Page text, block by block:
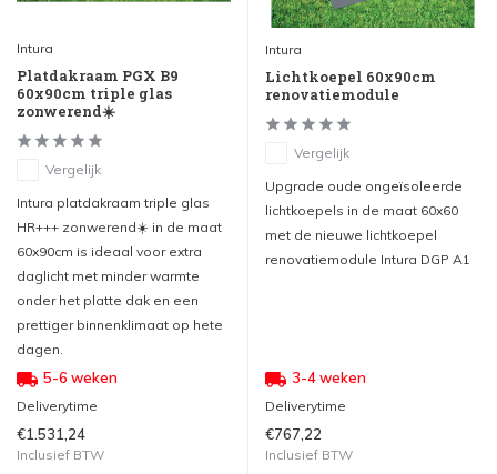
Intura
Platdakraam PGX B9
60x90cm triple glas
zonwerend☀️
Vergelijk
Intura platdakraam triple glas
HR+++ zonwerend☀️ in de maat
60x90cm is ideaal voor extra
daglicht met minder warmte
onder het platte dak en een
prettiger binnenklimaat op hete
dagen.
5-6 weken
Deliverytime
€1.531,24
Inclusief BTW
Intura
Lichtkoepel 60x90cm
renovatiemodule
Vergelijk
Upgrade oude ongeïsoleerde
lichtkoepels in de maat 60x60
met de nieuwe lichtkoepel
renovatiemodule Intura DGP A1
3-4 weken
Deliverytime
€767,22
Inclusief BTW